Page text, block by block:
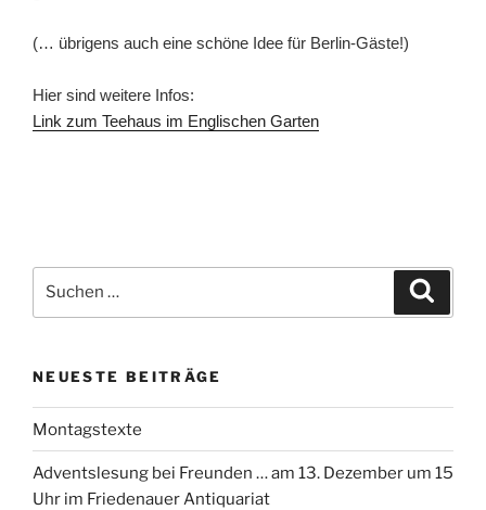
(… übrigens auch eine schöne Idee für Berlin-Gäste!)
Hier sind weitere Infos:
Link zum Teehaus im Englischen Garten
nach:
NEUESTE BEITRÄGE
Montagstexte
Adventslesung bei Freunden … am 13. Dezember um 15
Uhr im Friedenauer Antiquariat